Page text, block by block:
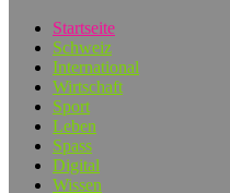
Startseite
Schweiz
International
Wirtschaft
Sport
Leben
Spass
Digital
Wissen